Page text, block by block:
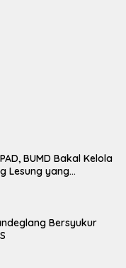
BUMD Bakal Kelola
Lesung yang
Bersyukur